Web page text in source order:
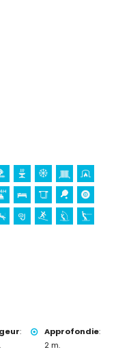
Loreto, Puerto, Jávea),
de Viento, Jávea),
site historique
de l'hébergement)
de 25 kilomètres de
pêche, plongée, plongée
(à moins de 5
de 10 kilomètres
:
Approfondie:
2 m.